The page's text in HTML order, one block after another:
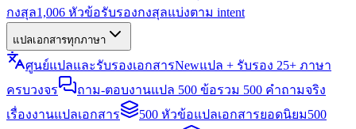
กงสุล1,006 หัวข้อรับรองกงสุลแบ่งตาม intent
แปลเอกสารทุกภาษา
ศูนย์แปลและรับรองเอกสารNewแปล + รับรอง 25+ ภาษา
ครบวงจร
ถาม-ตอบงานแปล 500 ข้อรวม 500 คำถามจริง
เรื่องงานแปลเอกสาร
500 หัวข้อแปลเอกสารยอดนิยม500